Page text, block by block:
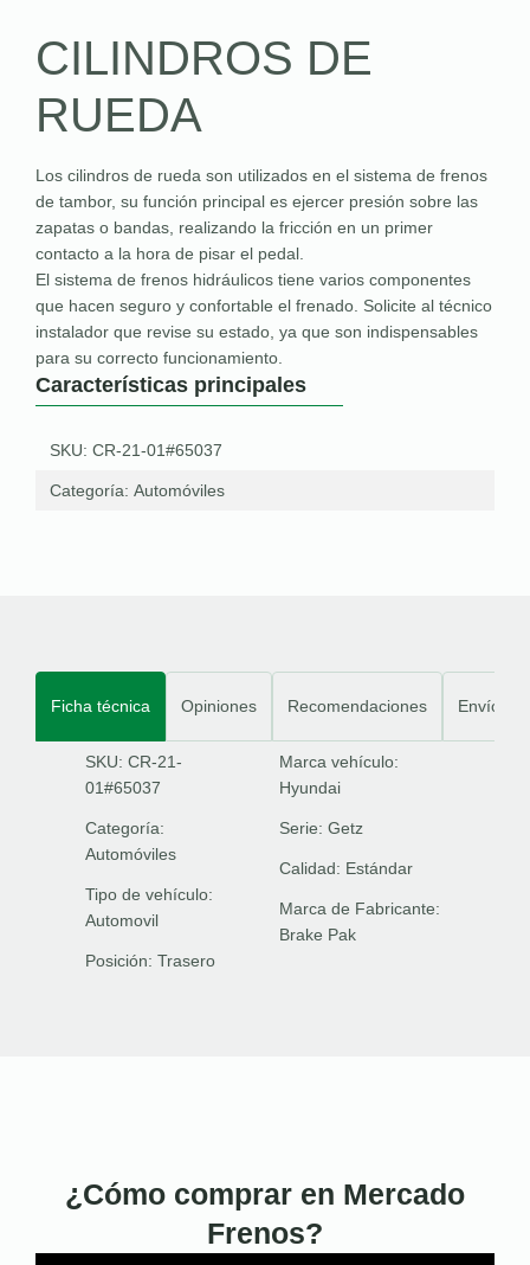
CILINDROS DE
RUEDA
Los cilindros de rueda son utilizados en el sistema de frenos
de tambor, su función principal es ejercer presión sobre las
zapatas o bandas, realizando la fricción en un primer
contacto a la hora de pisar el pedal.
El sistema de frenos hidráulicos tiene varios componentes
que hacen seguro y confortable el frenado. Solicite al técnico
instalador que revise su estado, ya que son indispensables
para su correcto funcionamiento.
Características principales
SKU: CR-21-01#65037
Categoría: Automóviles
Ficha técnica Opiniones Recomendaciones Envíos
SKU: CR-21-
01#65037
Categoría:
Automóviles
Tipo de vehículo:
Automovil
Posición: Trasero
Marca vehículo:
Hyundai
Serie: Getz
Calidad: Estándar
Marca de Fabricante:
Brake Pak
¿Cómo comprar en Mercado
Frenos?